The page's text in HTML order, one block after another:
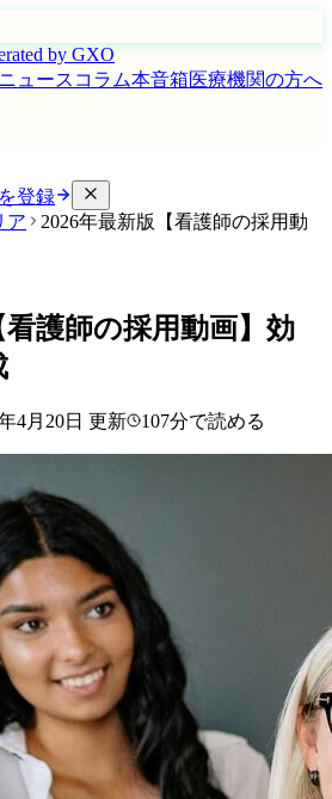
by GXO
ニュース コラム本音箱医療機関の方へ
登録
ア
2026年最新版【看護師の採用動
看護師の採用動画】効
4月20日 更新 107分で読める